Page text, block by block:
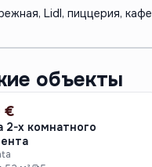
Lidl, пиццерия, кафе
объекты
€
2-х комнатного